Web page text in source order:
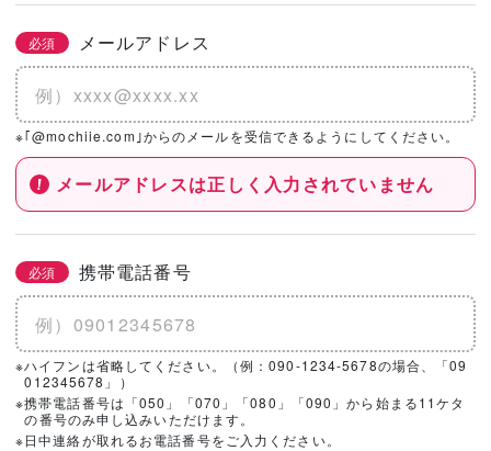
必須 メールアドレス
※｢@mochiie.com｣からのメールを受信できるようにしてください。
メールアドレスは正しく入力されていません
必須 携帯電話番号
※ハイフンは省略してください。（例：090-1234-5678の場合、「09
012345678」）
※携帯電話番号は「050」「070」「080」「090」から始まる11ケタ
の番号のみ申し込みいただけます。
※日中連絡が取れるお電話番号をご入力ください。